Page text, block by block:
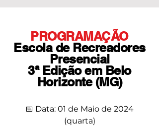
PROGRAMAÇÃO
Escola de Recreadores
Presencial
3ª Edição em Belo
Horizonte (MG)
📅 Data: 01 de Maio de 2024
(quarta)